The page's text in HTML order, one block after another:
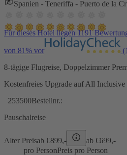
Spanien - Teneriffa - Puerto de la
Für dieses Hotel liegen 1191
von 81% vor
8-tägige Flugreise, Doppelzimmer
Kostenfreies Upgrade auf All
253500Bestellnr.:
Pauschalreise
Alter Preisab €899,- ab €699,-
pro PersonPreis pro Person